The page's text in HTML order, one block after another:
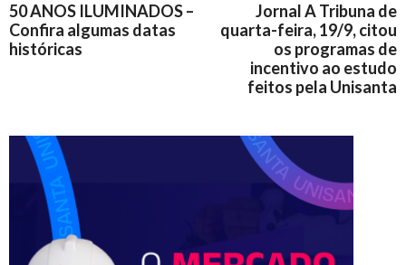
50 ANOS ILUMINADOS –
Confira algumas datas
históricas
Jornal A Tribuna de
quarta-feira, 19/9, citou
os programas de
incentivo ao estudo
feitos pela Unisanta